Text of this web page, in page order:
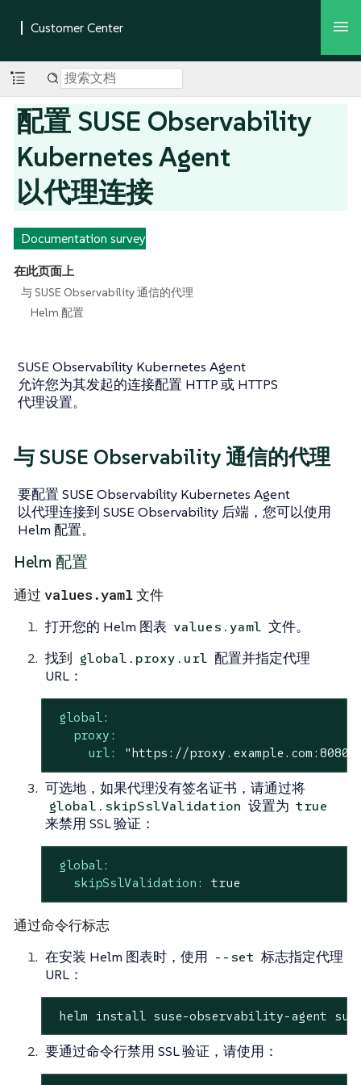
配置 SUSE Observability
Kubernetes Agent
以代理连接
Documentation survey
在此页面上
与 SUSE Observability 通信的代理
Helm 配置
SUSE Observability Kubernetes Agent
允许您为其发起的连接配置 HTTP 或 HTTPS
代理设置。
与 SUSE Observability 通信的代理
要配置 SUSE Observability Kubernetes Agent
以代理连接到 SUSE Observability 后端，您可以使用
Helm 配置。
Helm 配置
通过 values.yaml文件
打开您的 Helm 图表 values.yaml 文件。
找到 global.proxy.url 配置并指定代理
URL：
global:
proxy:
url:
"https://proxy.example.com:8080"
可选地，如果代理没有签名证书，请通过将
global.skipSslValidation 设置为 true
来禁用 SSL 验证：
global:
skipSslValidation:
true
通过命令行标志
在安装 Helm 图表时，使用 --set 标志指定代理
URL：
helm install suse-observability-agent
要通过命令行禁用 SSL 验证，请使用：